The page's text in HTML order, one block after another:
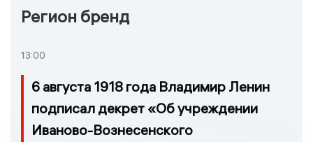
Регион бренд
13:00
6 августа 1918 года Владимир Ленин
подписал декрет «Об учреждении
Иваново-Вознесенского